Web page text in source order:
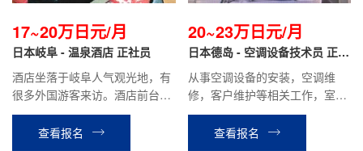
17~20万日元/月
日本岐阜 - 温泉酒店 正社员
酒店坐落于岐阜人气观光地，有
很多外国游客来访。酒店前台翻
译，办理手续，餐厅服务，客房
整理等相关工作。
查看报名
20~23万日元/月
日本德岛 - 空调设备技术员 正社
从事空调设备的安装，空调维
修，客户维护等相关工作，室内
室外工作都有
查看报名